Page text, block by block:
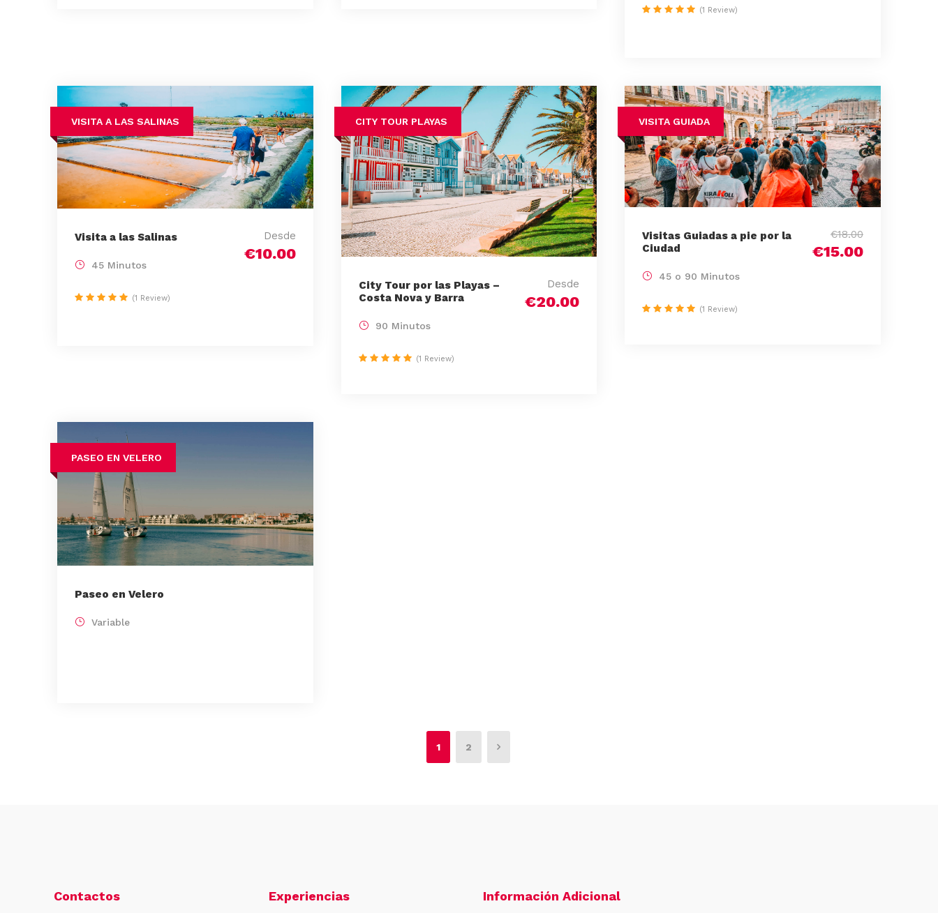
(1 Review)
VISITA A LAS SALINAS
Visita a las Salinas Desde
€10.00
45 Minutos
(1 Review)
CITY TOUR PLAYAS
City Tour por las Playas –
Costa Nova y Barra
Desde
€20.00
90 Minutos
(1 Review)
VISITA GUIADA
Visitas Guiadas a pie por la
Ciudad
€18.00
€15.00
45 o 90 Minutos
(1 Review)
PASEO EN VELERO
Paseo en Velero
Variable
1 2
Contactos Experiencias Información Adicional